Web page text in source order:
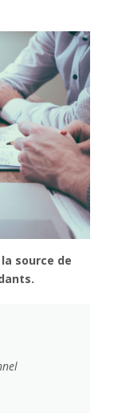
source de